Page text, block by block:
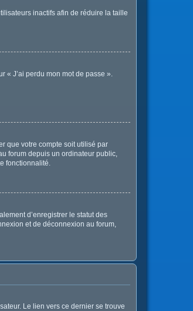
inactifs afin de réduire la taille
« J’ai perdu mon mot de passe ».
que votre compte soit utilisé par
forum depuis un ordinateur public,
fonctionnalité.
d’enregistrer le statut des
et de déconnexion au forum,
Le lien vers ce dernier se trouve